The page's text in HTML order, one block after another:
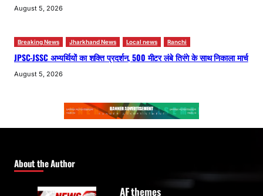
August 5, 2026
Breaking News Jharkhand News Local news Ranchi
JPSC-JSSC अभ्यर्थियों का शक्ति प्रदर्शन, 500 मीटर लंबे तिरंगे के साथ निकाला मार्च
August 5, 2026
About the Author
AF themes